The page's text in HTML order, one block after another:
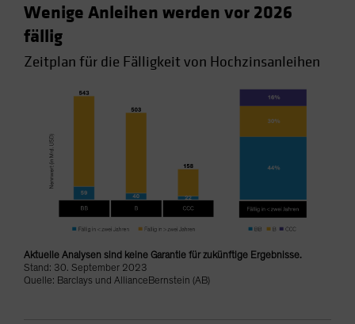
Wenige Anleihen werden vor 2026
fällig
Zeitplan für die Fälligkeit von Hochzinsanleihen
Aktuelle Analysen sind keine Garantie für zukünftige Ergebnisse.
Stand: 30. September 2023
Quelle: Barclays und AllianceBernstein (AB)